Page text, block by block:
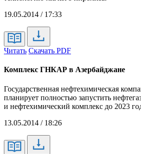
19.05.2014 / 17:33
Читать Скачать PDF
Комплекс ГНКАР в Азербайджане
Государственная нефтехимическая
планирует полностью запустить
и нефтехимический комплекс до 2023
13.05.2014 / 18:26